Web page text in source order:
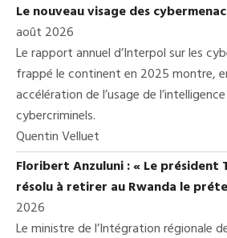
Le nouveau visage des
août 2026
Le rapport annuel d’Interpol sur les
frappé le continent en 2025 montre,
accélération de l’usage de
cybercriminels.
Quentin Velluet
Floribert Anzuluni : « Le président
résolu à retirer au Rwanda le
2026
Le ministre de l’Intégration régionale